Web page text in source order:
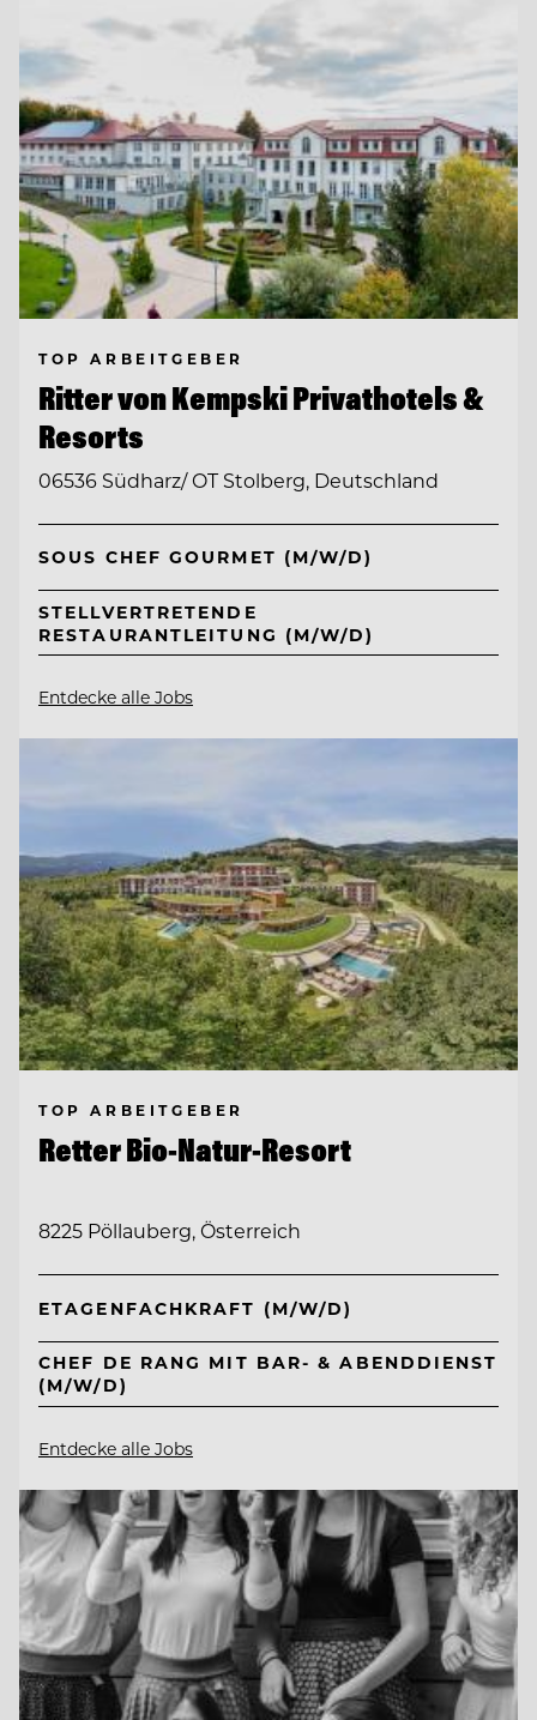
TOP ARBEITGEBER
Ritter von Kempski Privathotels &
Resorts
06536 Südharz/ OT Stolberg, Deutschland
SOUS CHEF GOURMET (M/W/D)
STELLVERTRETENDE
RESTAURANTLEITUNG (M/W/D)
Entdecke alle Jobs
TOP ARBEITGEBER
Retter Bio-Natur-Resort
8225 Pöllauberg, Österreich
ETAGENFACHKRAFT (M/W/D)
CHEF DE RANG MIT BAR- & ABENDDIENST
(M/W/D)
Entdecke alle Jobs